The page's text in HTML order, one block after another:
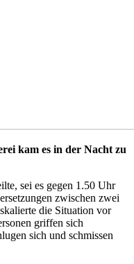
kam es in der Nacht zu
sei es gegen 1.50 Uhr
zwischen zwei
die Situation vor
griffen sich
sich und schmissen